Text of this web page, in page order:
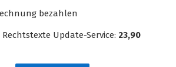
bezahlen
Update-Service: 23,90